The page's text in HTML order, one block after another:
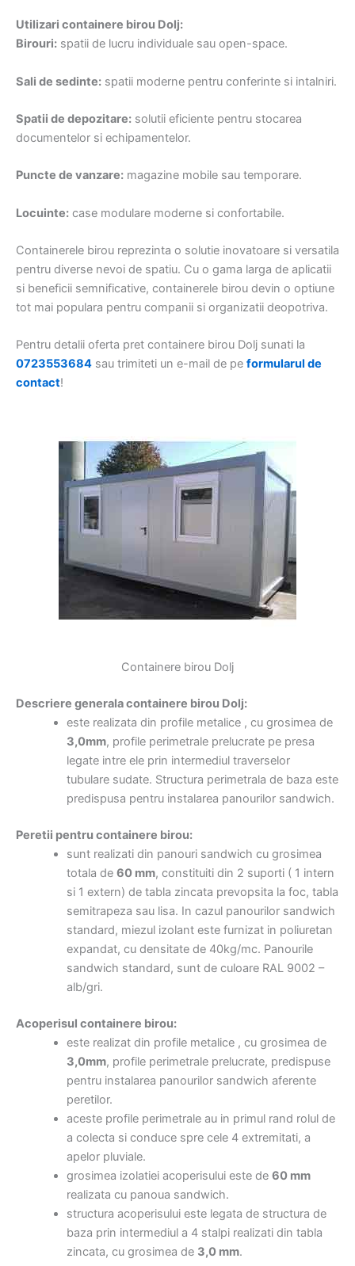
Utilizari containere birou Dolj:
Birouri: spatii de lucru individuale sau open-space.
Sali de sedinte: spatii moderne pentru conferinte si intalniri.
Spatii de depozitare: solutii eficiente pentru stocarea
documentelor si echipamentelor.
Puncte de vanzare: magazine mobile sau temporare.
Locuinte: case modulare moderne si confortabile.
Containerele birou reprezinta o solutie inovatoare si versatila
pentru diverse nevoi de spatiu. Cu o gama larga de aplicatii
si beneficii semnificative, containerele birou devin o optiune
tot mai populara pentru companii si organizatii deopotriva.
Pentru detalii oferta pret containere birou Dolj sunati la
0723553684 sau trimiteti un e-mail de pe formularul de
contact!
Containere birou Dolj
Descriere generala containere birou Dolj:
este realizata din profile metalice , cu grosimea de
3,0mm, profile perimetrale prelucrate pe presa
legate intre ele prin intermediul traverselor
tubulare sudate. Structura perimetrala de baza este
predispusa pentru instalarea panourilor sandwich.
Peretii pentru containere birou:
sunt realizati din panouri sandwich cu grosimea
totala de 60 mm, constituiti din 2 suporti ( 1 intern
si 1 extern) de tabla zincata prevopsita la foc, tabla
semitrapeza sau lisa. In cazul panourilor sandwich
standard, miezul izolant este furnizat in poliuretan
expandat, cu densitate de 40kg/mc. Panourile
sandwich standard, sunt de culoare RAL 9002 –
alb/gri.
Acoperisul containere birou:
este realizat din profile metalice , cu grosimea de
3,0mm, profile perimetrale prelucrate, predispuse
pentru instalarea panourilor sandwich aferente
peretilor.
aceste profile perimetrale au in primul rand rolul de
a colecta si conduce spre cele 4 extremitati, a
apelor pluviale.
grosimea izolatiei acoperisului este de 60 mm
realizata cu panoua sandwich.
structura acoperisului este legata de structura de
baza prin intermediul a 4 stalpi realizati din tabla
zincata, cu grosimea de 3,0 mm.